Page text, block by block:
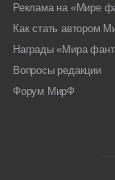
Реклама на «Мире
Как стать автором
Награды «Мира
Вопросы редакции
Форум МирФ